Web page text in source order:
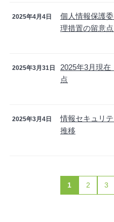
2025年4月4日
個人情報保護
理措置の留意点
2025年3月31日
2025年3月現
点
2025年3月4日
情報セキュリ
推移
1 2 3